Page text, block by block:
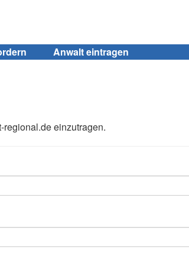
Anwalt eintragen
einzutragen.